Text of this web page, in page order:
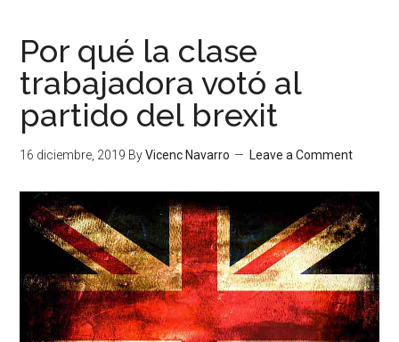
Por qué la clase
trabajadora votó al
partido del brexit
16 diciembre, 2019 ByVicenc Navarro Leave a Comment